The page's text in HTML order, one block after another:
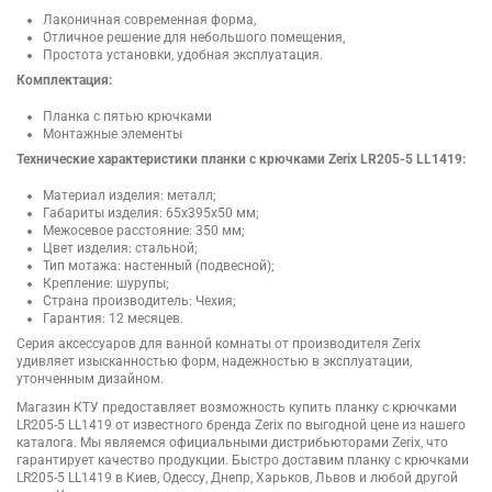
Лаконичная современная форма,
Отличное решение для небольшого помещения,
Простота установки, удобная эксплуатация.
Комплектация:
Планка с пятью крючками
Монтажные элементы
Технические характеристики планки с крючками Zerix LR205-5 LL1419:
Материал изделия: металл;
Габариты изделия: 65х395х50 мм;
Межосевое расстояние: 350 мм;
Цвет изделия: стальной;
Тип мотажа: настенный (подвесной);
Крепление: шурупы;
Страна производитель: Чехия;
Гарантия: 12 месяцев.
Серия аксессуаров для ванной комнаты от производителя Zerix
удивляет изысканностью форм, надежностью в эксплуатации,
утонченным дизайном.
Магазин КТУ предоставляет возможность купить планку с крючками
LR205-5 LL1419 от известного бренда Zerix по выгодной цене из нашего
каталога. Мы являемся официальными дистрибьюторами Zerix, что
гарантирует качество продукции. Быстро доставим планку с крючками
LR205-5 LL1419 в Киев, Одессу, Днепр, Харьков, Львов и любой другой